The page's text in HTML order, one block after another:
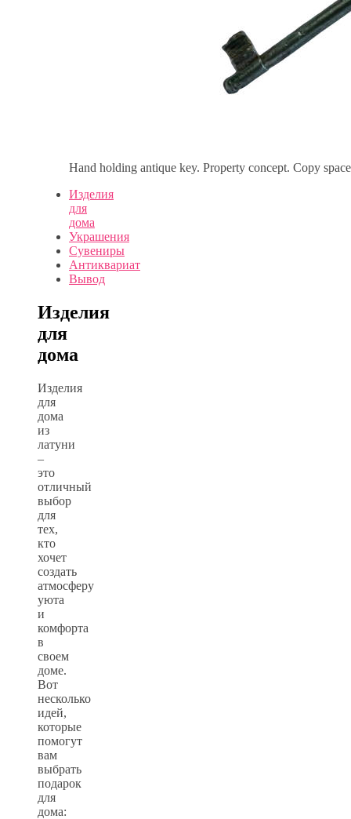
Hand holding antique key. Property concept. Copy
Изделия
для
дома
Украшения
Сувениры
Антиквариат
Вывод
Изделия
для
дома
Изделия
для
дома
из
латуни
–
это
отличный
выбор
для
тех,
кто
хочет
создать
атмосферу
уюта
и
комфорта
в
своем
доме.
Вот
несколько
идей,
которые
помогут
вам
выбрать
подарок
для
дома: